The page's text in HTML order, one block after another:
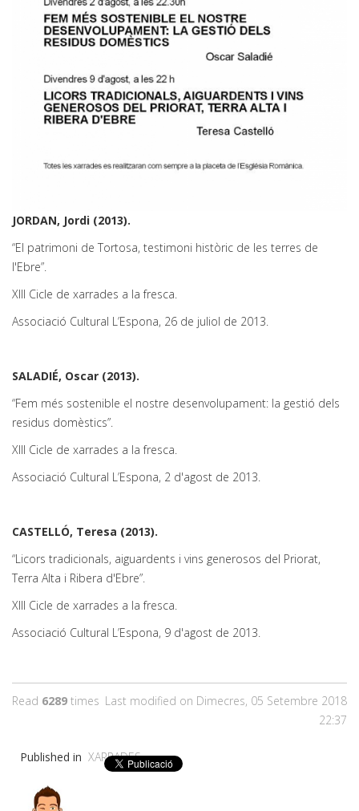
JORDAN, Jordi (2013).
“El patrimoni de Tortosa, testimoni històric de les terres de
l'Ebre”.
XIII Cicle de xarrades a la fresca.
Associació Cultural L’Espona, 26 de juliol de 2013.
SALADIÉ, Oscar (2013).
“Fem més sostenible el nostre desenvolupament: la gestió dels
residus domèstics”.
XIII Cicle de xarrades a la fresca.
Associació Cultural L’Espona, 2 d'agost de 2013.
CASTELLÓ, Teresa (2013).
“Licors tradicionals, aiguardents i vins generosos del Priorat,
Terra Alta i Ribera d'Ebre”.
XIII Cicle de xarrades a la fresca.
Associació Cultural L’Espona, 9 d'agost de 2013.
Read 6289 times Last modified on Dimecres, 05 Setembre 2018
22:37
Published in XARRADES